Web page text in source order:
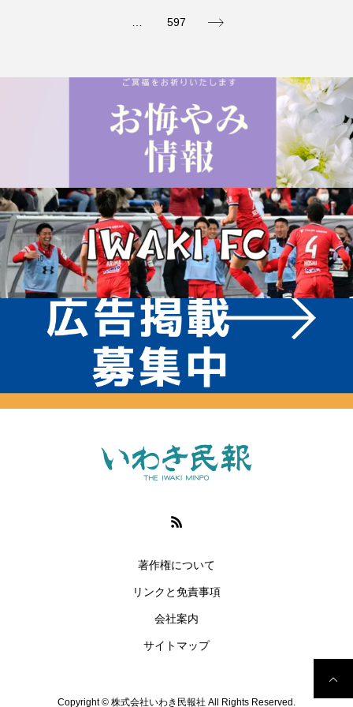
… 597
著作権について
リンクと免責事項
会社案内
サイトマップ
Copyright © 株式会社いわき民報社 All Rights Reserved.